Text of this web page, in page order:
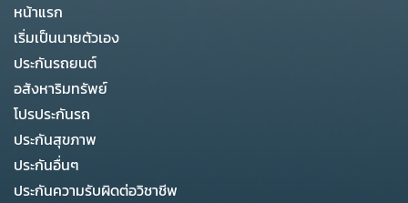
หน้าแรก
เริ่มเป็นนายตัวเอง
ประกันรถยนต์
อสังหาริมทรัพย์
โปรประกันรถ
ประกันสุขภาพ
ประกันอื่นๆ
ประกันความรับผิดต่อวิชาชีพ